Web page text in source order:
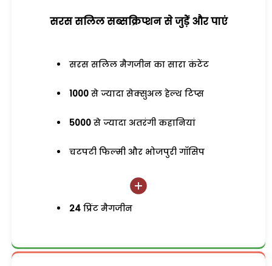
सरस सलिल सब्सक्रिप्शन से जुड़ेें और पाएं
सरस सलिल मैगजीन का सारा कंटेंट
1000 से ज्यादा सेक्सुअल हेल्थ टिप्स
5000 से ज्यादा अतरंगी कहानियां
चटपटी फिल्मी और भोजपुरी गॉसिप
24 प्रिंट मैगजीन